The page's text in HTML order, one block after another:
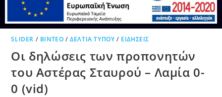
SLIDER / ΒΊΝΤΕΟ /ΔΕΛΤΊΑ ΤΎΠΟΥ / ΕΙΔΉΣΕΙΣ
Οι δηλώσεις των προπονητών
του Αστέρας Σταυρού – Λαμία 0-
0 (vid)